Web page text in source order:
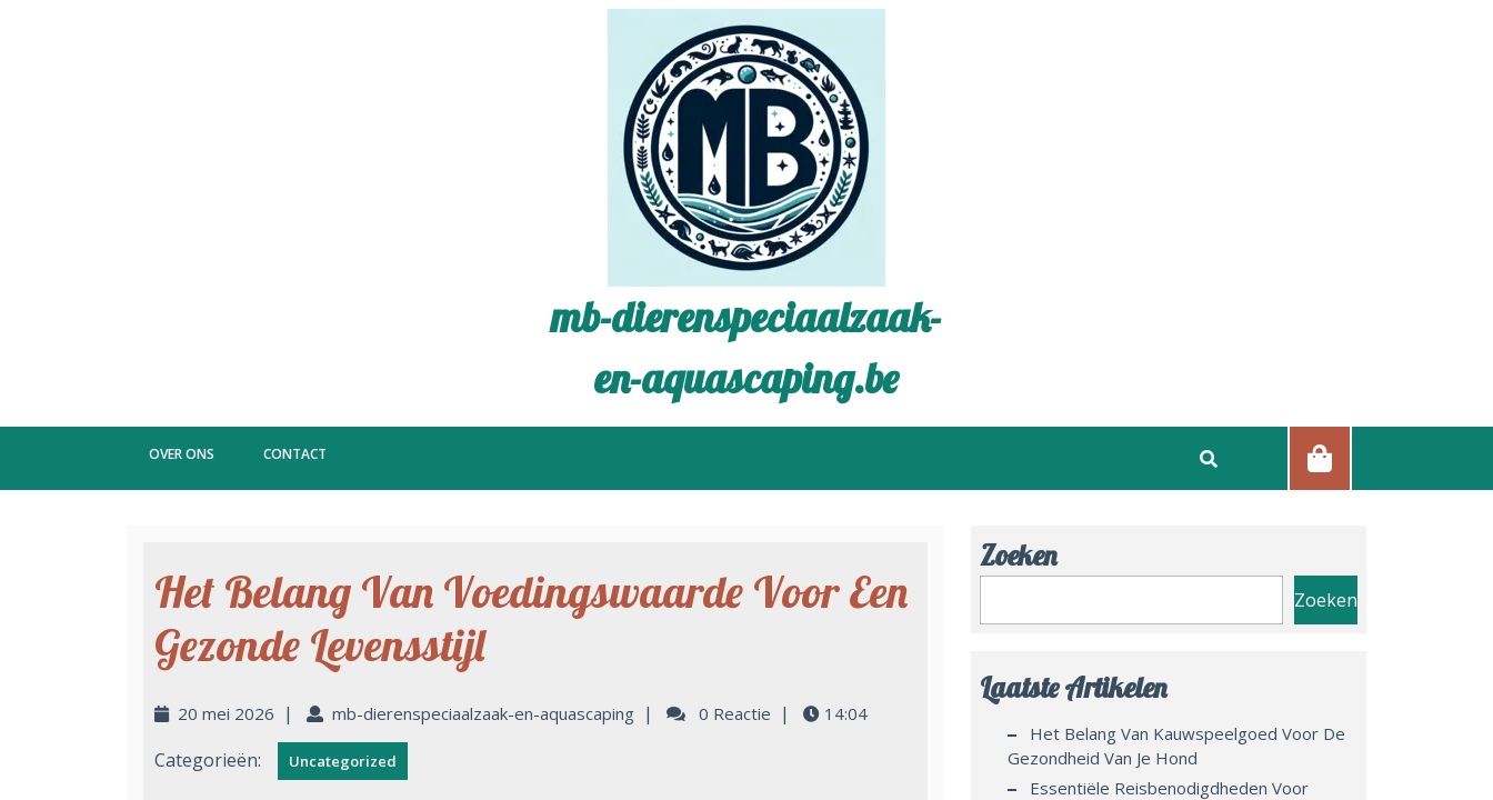
mb-dierenspeciaalzaak-
en-aquascaping.be
OVER ONS CONTACT
Het Belang Van Voedingswaarde Voor Een
Gezonde Levensstijl
20 mei 2026 | mb-dierenspeciaalzaak-en-aquascaping | 0 Reactie | 14:04
Categorieën: Uncategorized
Zoeken
Zoeken
Laatste Artikelen
Het Belang Van Kauwspeelgoed Voor De
Gezondheid Van Je Hond
Essentiële Reisbenodigdheden Voor